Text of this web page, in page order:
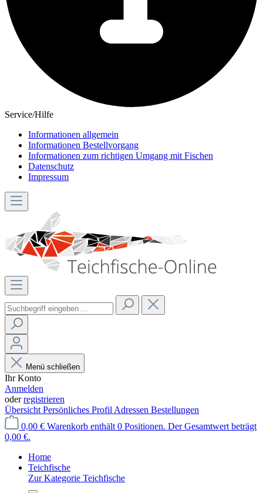
Service/Hilfe
Informationen allgemein
Informationen Bestellvorgang
Informationen zum richtigen Umgang mit Fischen
Datenschutz
Impressum
Menü schließen
Ihr Konto
Anmelden
oderregistrieren
Übersicht Persönliches Profil Adressen Bestellungen
0,00 € Warenkorb enthält 0 Positionen. Der Gesamtwert beträgt
0,00 €.
Home
Teichfische
Zur Kategorie Teichfische